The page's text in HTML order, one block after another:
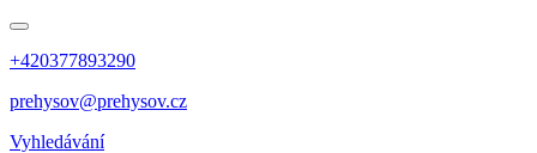
+420377893290
prehysov@prehysov.cz
Vyhledávání